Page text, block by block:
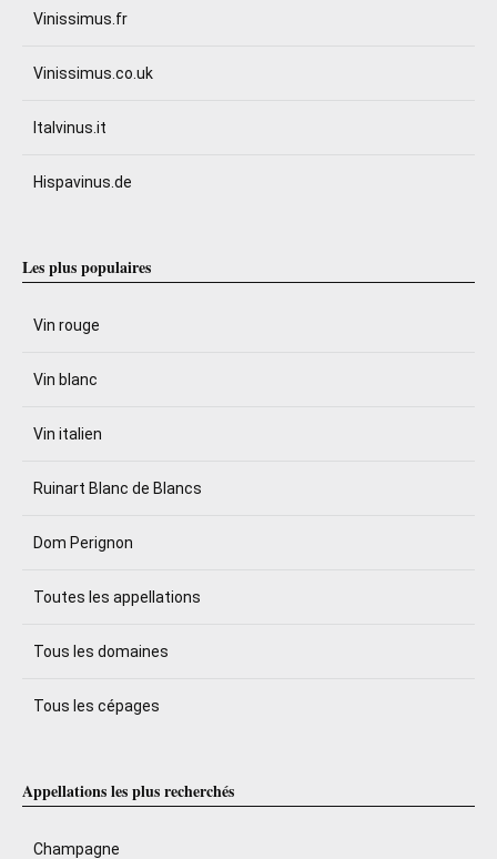
Vinissimus.fr
Vinissimus.co.uk
Italvinus.it
Hispavinus.de
Les plus populaires
Vin rouge
Vin blanc
Vin italien
Ruinart Blanc de Blancs
Dom Perignon
Toutes les appellations
Tous les domaines
Tous les cépages
Appellations les plus recherchés
Champagne